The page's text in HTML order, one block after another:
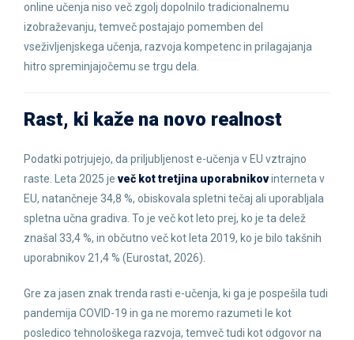
online učenja niso več zgolj dopolnilo tradicionalnemu
izobraževanju, temveč postajajo pomemben del
vseživljenjskega učenja, razvoja kompetenc in prilagajanja
hitro spreminjajočemu se trgu dela.
Rast, ki kaže na novo realnost
Podatki potrjujejo, da priljubljenost e-učenja v EU vztrajno
raste. Leta 2025 jeveč kot tretjina uporabnikovinterneta v
EU, natančneje 34,8 %, obiskovala spletni tečaj ali uporabljala
spletna učna gradiva. To je več kot leto prej, ko je ta delež
znašal 33,4 %, in občutno več kot leta 2019, ko je bilo takšnih
uporabnikov 21,4 % (Eurostat, 2026).
Gre za jasen znak trenda rasti e-učenja, ki ga je pospešila tudi
pandemija COVID-19 in ga ne moremo razumeti le kot
posledico tehnološkega razvoja, temveč tudi kot odgovor na